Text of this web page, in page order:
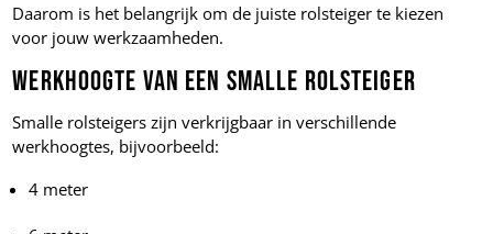
Daarom is het belangrijk om de juiste rolsteiger te kiezen
voor jouw werkzaamheden.
Werkhoogte van een smalle rolsteiger
Smalle rolsteigers zijn verkrijgbaar in verschillende
werkhoogtes, bijvoorbeeld:
4 meter